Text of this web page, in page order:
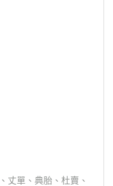
丈單、典胎、杜賣、